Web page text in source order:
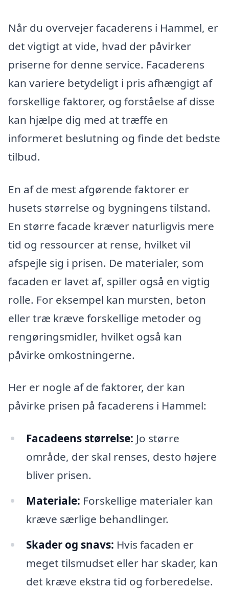
Når du overvejer facaderens i Hammel, er
det vigtigt at vide, hvad der påvirker
priserne for denne service. Facaderens
kan variere betydeligt i pris afhængigt af
forskellige faktorer, og forståelse af disse
kan hjælpe dig med at træffe en
informeret beslutning og finde det bedste
tilbud.
En af de mest afgørende faktorer er
husets størrelse og bygningens tilstand.
En større facade kræver naturligvis mere
tid og ressourcer at rense, hvilket vil
afspejle sig i prisen. De materialer, som
facaden er lavet af, spiller også en vigtig
rolle. For eksempel kan mursten, beton
eller træ kræve forskellige metoder og
rengøringsmidler, hvilket også kan
påvirke omkostningerne.
Her er nogle af de faktorer, der kan
påvirke prisen på facaderens i Hammel:
Facadeens størrelse: Jo større
område, der skal renses, desto højere
bliver prisen.
Materiale: Forskellige materialer kan
kræve særlige behandlinger.
Skader og snavs: Hvis facaden er
meget tilsmudset eller har skader, kan
det kræve ekstra tid og forberedelse.